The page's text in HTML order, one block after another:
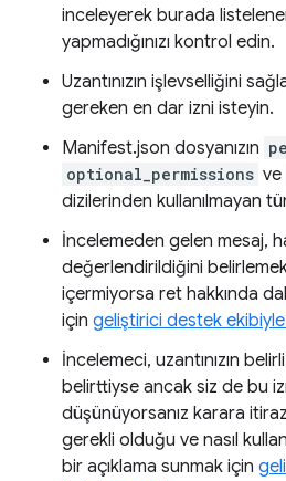
inceleyerek burada
yapmadığınızı kontrol edin.
Uzantınızın işlevselliğini
gereken en dar izni isteyin.
Manifest.json dosyanızın
optional_permissions ve
dizilerinden kullanılmayan
İncelemeden gelen mesaj,
değerlendirildiğini
içermiyorsa ret hakkında
için geliştirici destek
İncelemeci, uzantınızın
belirttiyse ancak siz de bu
düşünüyorsanız karara
gerekli olduğu ve nasıl
bir açıklama sunmak için